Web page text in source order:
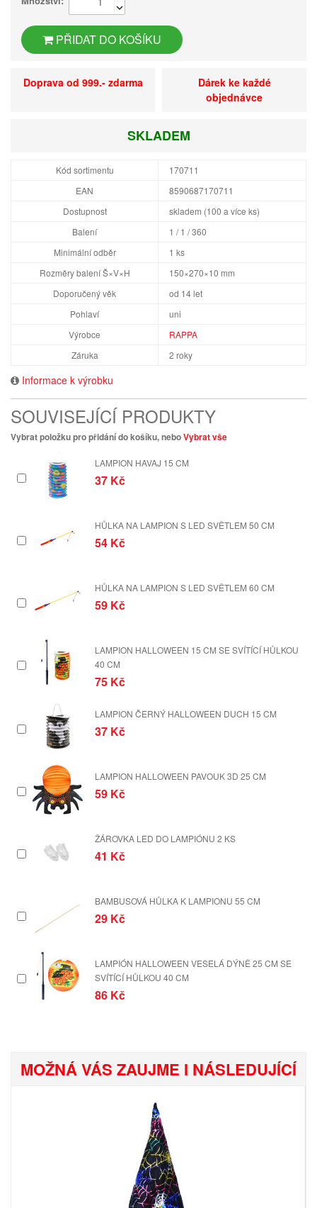
PŘIDAT DO KOŠÍKU
Doprava od 999.- zdarma
Dárek ke každé
objednávce
SKLADEM
Kód sortimentu
170711
EAN
8590687170711
Dostupnost
skladem (100 a více ks)
Balení
1 / 1 / 360
Minimální odběr
1 ks
Rozměry balení Š×V×H
150×270×10 mm
Doporučený věk
od 14 let
Pohlaví
uni
Výrobce
RAPPA
Záruka
2 roky
Informace k výrobku
SOUVISEJÍCÍ PRODUKTY
Vybrat položku pro přidání do košíku, neboVybrat vše
LAMPION HAVAJ 15 CM
37 Kč
HŮLKA NA LAMPION S LED SVĚTLEM 50 CM
54 Kč
HŮLKA NA LAMPION S LED SVĚTLEM 60 CM
59 Kč
LAMPION HALLOWEEN 15 CM SE SVÍTÍCÍ HŮLKOU
40 CM
75 Kč
LAMPION ČERNÝ HALLOWEEN DUCH 15 CM
37 Kč
LAMPION HALLOWEEN PAVOUK 3D 25 CM
59 Kč
ŽÁROVKA LED DO LAMPIÓNU 2 KS
41 Kč
BAMBUSOVÁ HŮLKA K LAMPIONU 55 CM
29 Kč
LAMPIÓN HALLOWEEN VESELÁ DÝNĚ 25 CM SE
SVÍTÍCÍ HŮLKOU 40 CM
86 Kč
MOŽNÁ VÁS ZAUJME I NÁSLEDUJÍCÍ